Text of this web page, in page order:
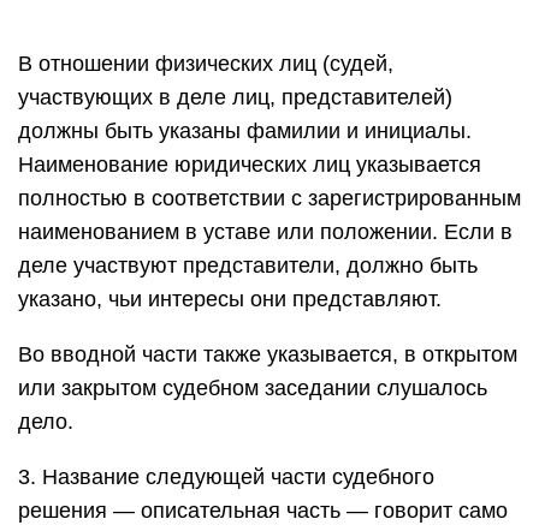
В отношении физических лиц (судей,
участвующих в деле лиц, представителей)
должны быть указаны фамилии и инициалы.
Наименование юридических лиц указывается
полностью в соответствии с зарегистрированным
наименованием в уставе или положении. Если в
деле участвуют представители, должно быть
указано, чьи интересы они представляют.
Во вводной части также указывается, в открытом
или закрытом судебном заседании слушалось
дело.
3. Название следующей части судебного
решения — описательная часть — говорит само